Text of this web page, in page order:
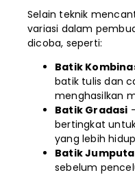
Selain teknik
variasi dalam
dicoba, seperti:
Batik
batik tulis dan
menghasilkan
Batik Gradasi
bertingkat
yang lebih
Batik
sebelum